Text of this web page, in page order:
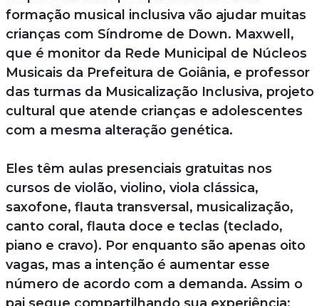
formação musical inclusiva vão ajudar muitas
crianças com Síndrome de Down. Maxwell,
que é monitor da Rede Municipal de Núcleos
Musicais da Prefeitura de Goiânia, e professor
das turmas da Musicalização Inclusiva, projeto
cultural que atende crianças e adolescentes
com a mesma alteração genética.
Eles têm aulas presenciais gratuitas nos
cursos de violão, violino, viola clássica,
saxofone, flauta transversal, musicalização,
canto coral, flauta doce e teclas (teclado,
piano e cravo). Por enquanto são apenas oito
vagas, mas a intenção é aumentar esse
número de acordo com a demanda. Assim o